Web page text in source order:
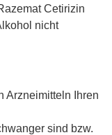
Cetirizin
nicht
Arzneimitteln Ihren
sind bzw.